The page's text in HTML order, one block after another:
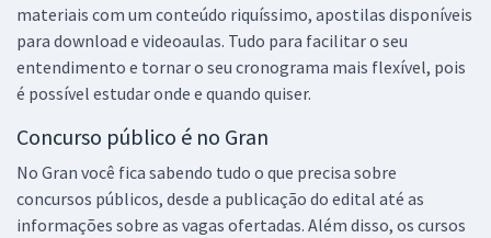
materiais com um conteúdo riquíssimo, apostilas disponíveis
para download e videoaulas. Tudo para facilitar o seu
entendimento e tornar o seu cronograma mais flexível, pois
é possível estudar onde e quando quiser.
Concurso público é no Gran
No Gran você fica sabendo tudo o que precisa sobre
concursos públicos, desde a publicação do edital até as
informações sobre as vagas ofertadas. Além disso, os cursos